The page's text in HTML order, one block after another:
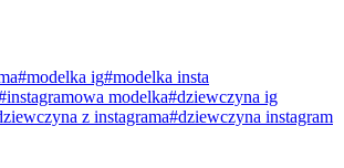
#modelka ig#modelka insta
modelka#dziewczyna ig
z instagrama#dziewczyna instagram